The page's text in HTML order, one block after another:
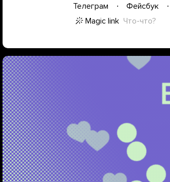
Телеграм Фейсбук
Magic link Что-что?